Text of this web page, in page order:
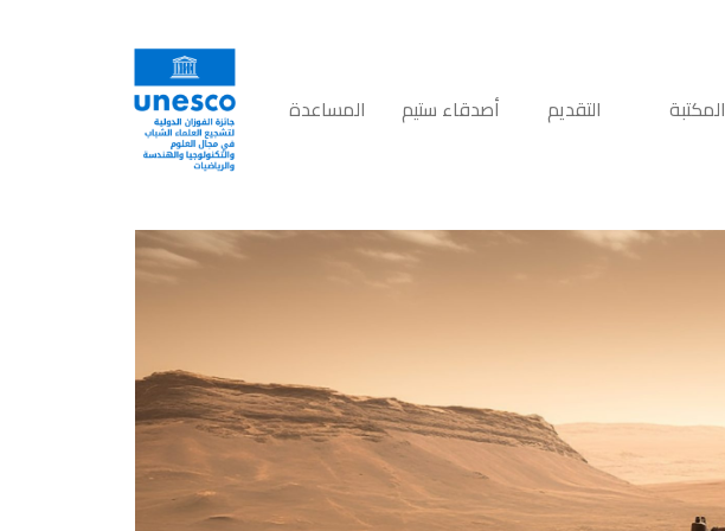
المكتبة التقديم أصدقاء ستيم المساعدة